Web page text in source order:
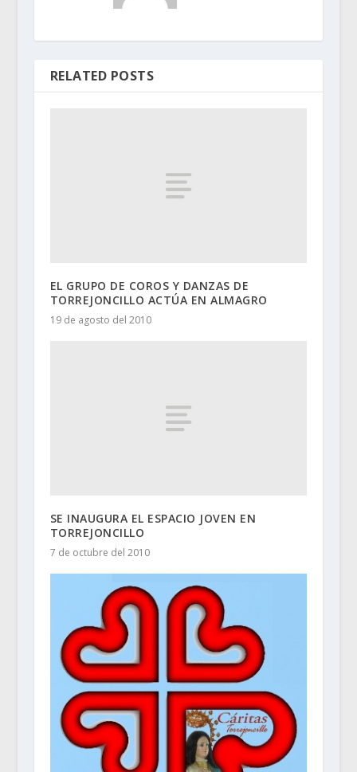
RELATED POSTS
EL GRUPO DE COROS Y DANZAS DE
TORREJONCILLO ACTÚA EN ALMAGRO
19 de agosto del 2010
SE INAUGURA EL ESPACIO JOVEN EN
TORREJONCILLO
7 de octubre del 2010